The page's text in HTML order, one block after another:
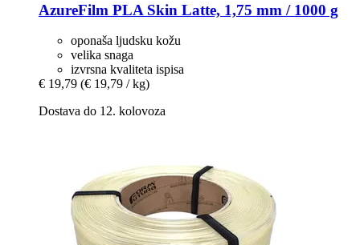
AzureFilm PLA Skin Latte, 1,75 mm / 1000 g
oponaša ljudsku kožu
velika snaga
izvrsna kvaliteta ispisa
€ 19,79 (€ 19,79 / kg)
Dostava do 12. kolovoza